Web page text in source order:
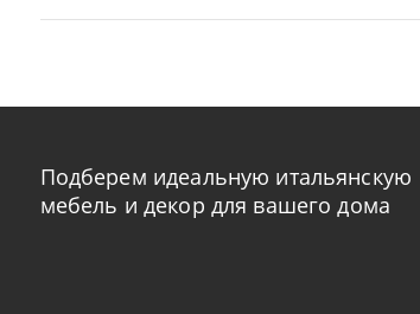
Подберем идеальную итальянскую
мебель и декор для вашего дома